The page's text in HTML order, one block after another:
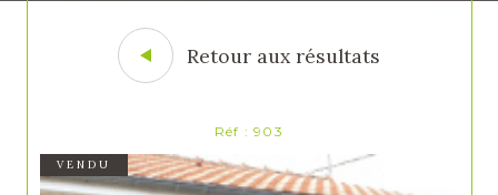
Retour aux résultats
Réf : 903
VENDU